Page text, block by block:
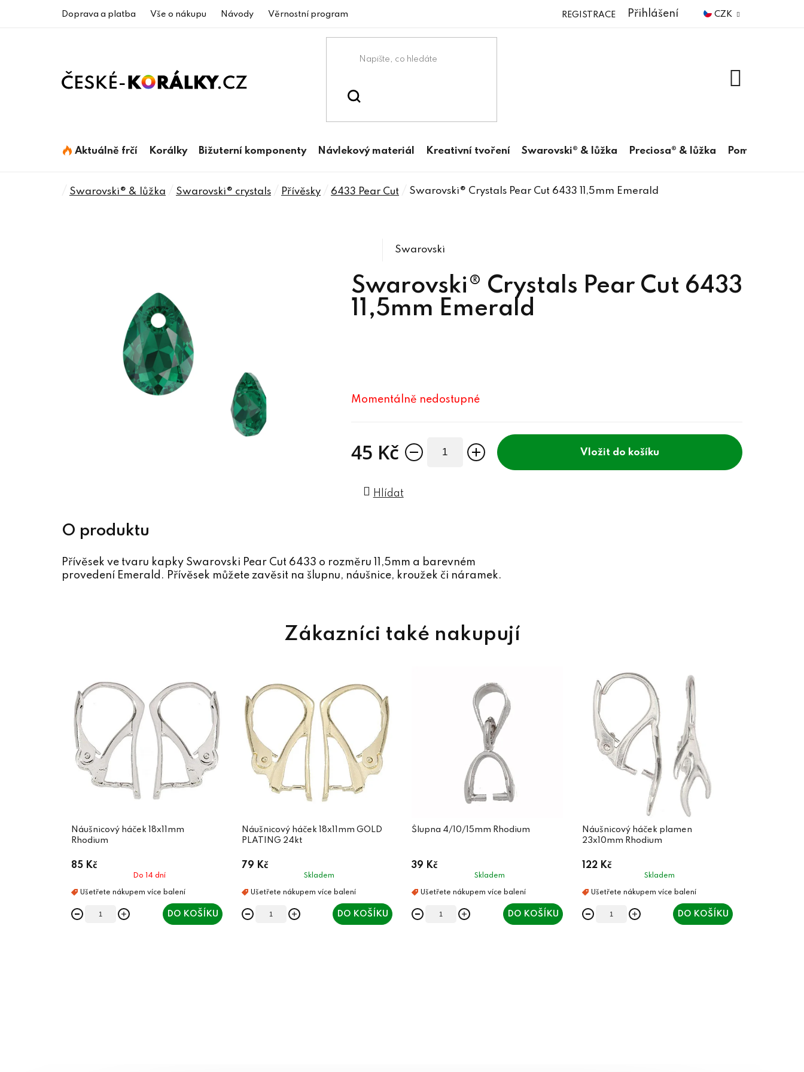
Doprava a platba Vše o nákupu Návody Věrnostní program CZK
Přihlášení
REGISTRACE
Aktuálně frčí Korálky Bižuterní komponenty Návlekový materiál Kreativní tvoření Swarovski® & lůžka Preciosa® & lůžka Pomůcky
Domů
Swarovski® & lůžka Swarovski® crystals Přívěsky 6433 Pear Cut Swarovski® Crystals Pear Cut 6433 11,5mm Emerald
Swarovski® Crystals Pear Cut 6433
11,5mm Emerald
Swarovski
Momentálně nedostupné
45 Kč do košíku
Hlídat
Přívěsek ve tvaru kapky Swarovski Pear Cut 6433 o rozměru 11,5mm a barevném
provedení Emerald. Přívěsek můžete zavěsit na šlupnu, náušnice, kroužek či náramek.
Náušnicový háček 18x11mm
Rhodium
85 Kč
Do 14 dní
DO KOŠÍKU
Náušnicový háček 18x11mm GOLD
PLATING 24kt
79 Kč
Skladem
DO KOŠÍKU
Šlupna 4/10/15mm Rhodium
39 Kč
Skladem
DO KOŠÍKU
Náušnicový háček plamen
23x10mm Rhodium
122 Kč
Skladem
DO KOŠÍKU